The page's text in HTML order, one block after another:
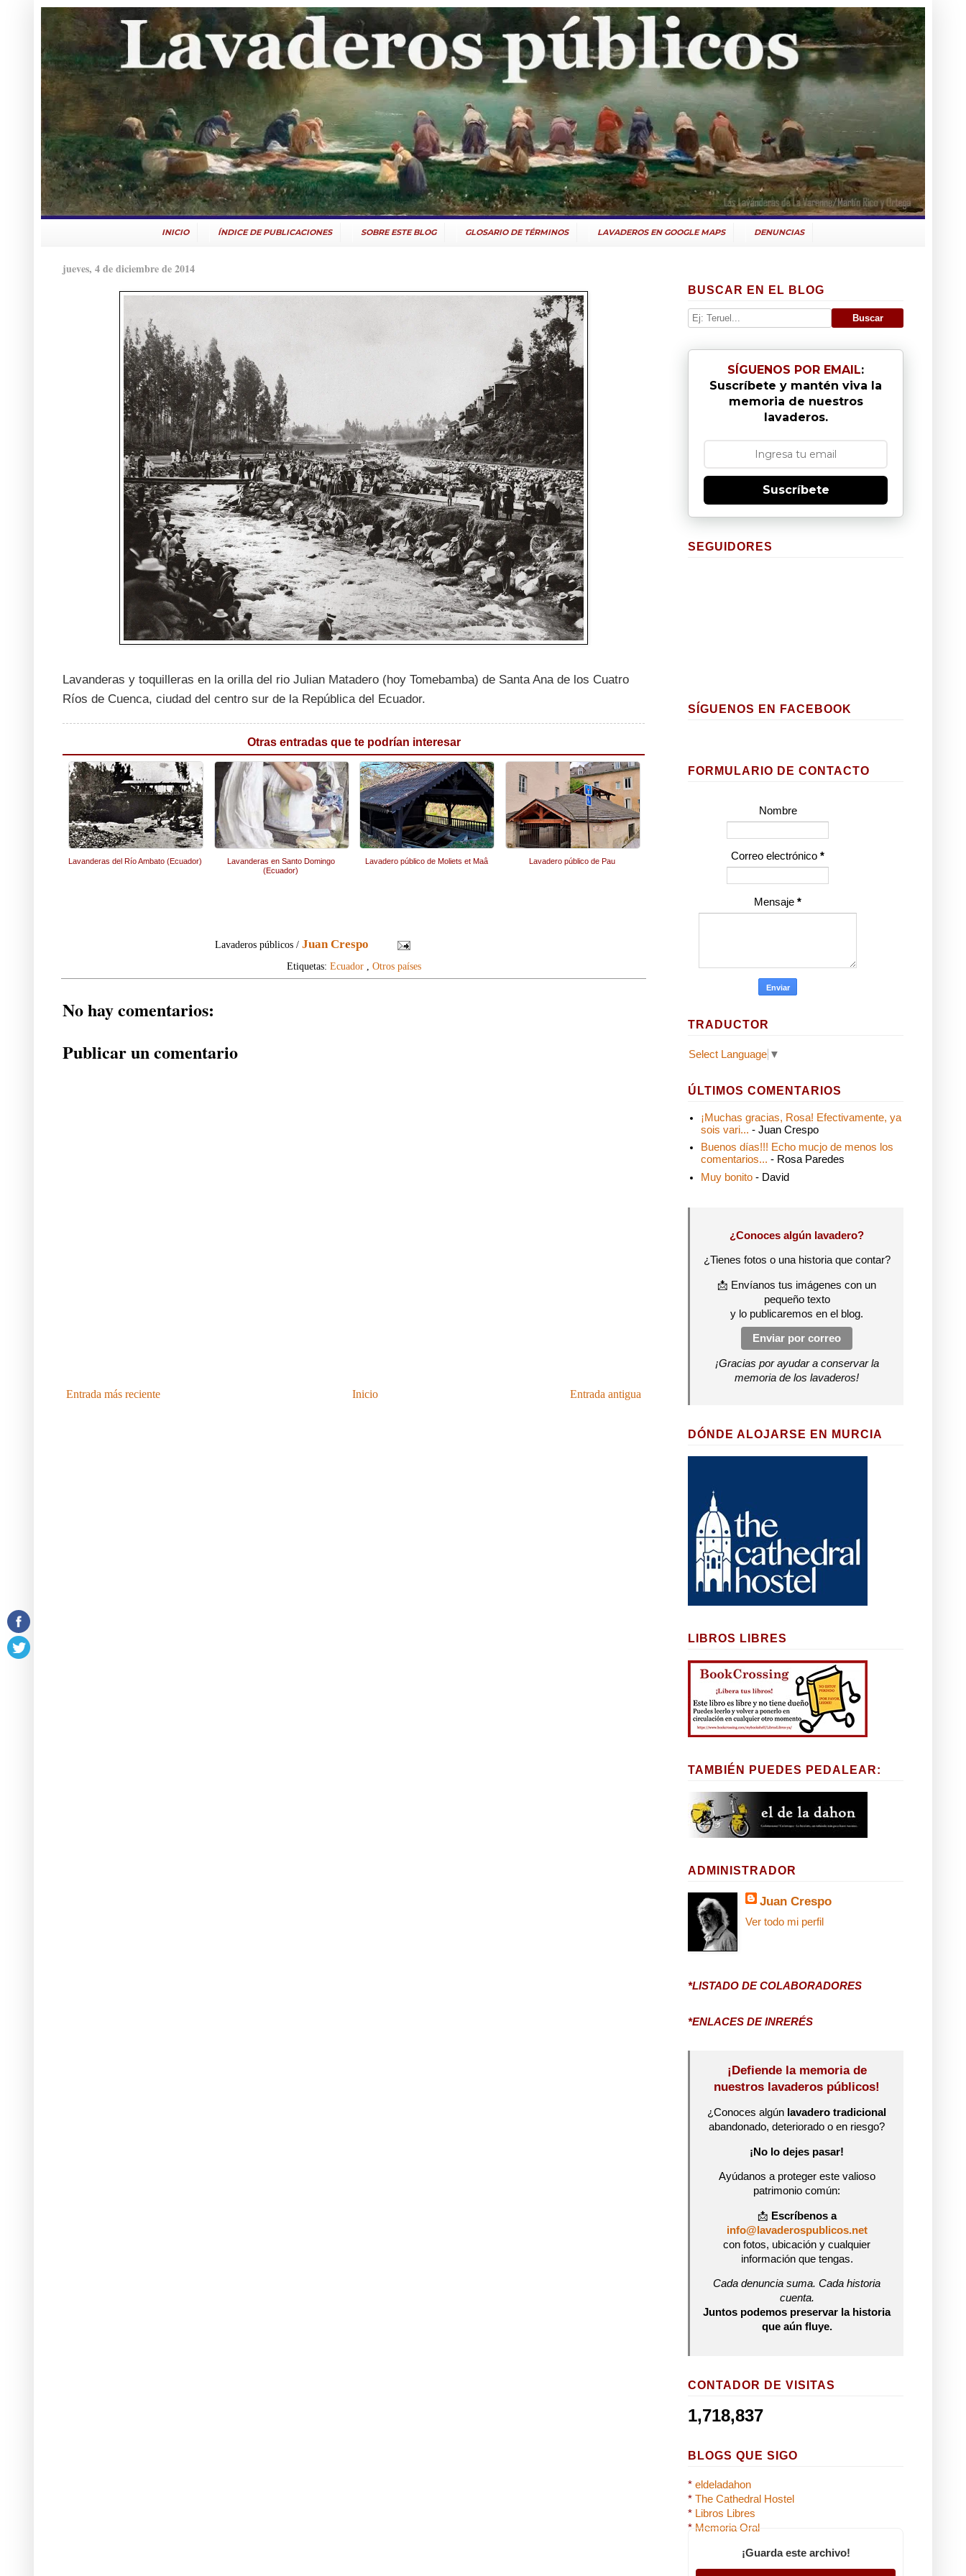
INICIO ÍNDICE DE PUBLICACIONES SOBRE ESTE BLOG GLOSARIO DE TÉRMINOS LAVADEROS EN GOOGLE MAPS DENUNCIAS
jueves, 4 de diciembre de 2014
Lavanderas y toquilleras en la orilla del rio Julian Matadero (hoy Tomebamba) de Santa Ana de los Cuatro
Ríos de Cuenca, ciudad del centro sur de la República del Ecuador.
Otras entradas que te podrían interesar
Lavanderas del Río Ambato (Ecuador)
Lavanderas en Santo Domingo
(Ecuador)
Lavadero público de Moliets et Maâ Lavadero público de Pau
Lavaderos públicos /Juan Crespo
Etiquetas: Ecuador, Otros países
No hay comentarios:
Publicar un comentario
Entrada más reciente Entrada antigua
Inicio
BUSCAR EN EL BLOG
SÍGUENOS POR EMAIL:
Suscríbete y mantén viva la
memoria de nuestros
lavaderos.
Suscríbete
SEGUIDORES
SÍGUENOS EN FACEBOOK
FORMULARIO DE CONTACTO
Nombre
Correo electrónico *
Mensaje *
TRADUCTOR
Select Language ▼
ÚLTIMOS COMENTARIOS
¡Muchas gracias, Rosa! Efectivamente, ya
sois vari... - Juan Crespo
Buenos días!!! Echo mucjo de menos los
comentarios... - Rosa Paredes
Muy bonito - David
¿Conoces algún lavadero?
¿Tienes fotos o una historia que contar?
📩 Envíanos tus imágenes con un
pequeño texto
y lo publicaremos en el blog.
Enviar por correo
¡Gracias por ayudar a conservar la
memoria de los lavaderos!
DÓNDE ALOJARSE EN MURCIA
LIBROS LIBRES
TAMBIÉN PUEDES PEDALEAR:
ADMINISTRADOR
Juan Crespo
Ver todo mi perfil
*LISTADO DE COLABORADORES
*ENLACES DE INRERÉS
¡Defiende la memoria de
nuestros lavaderos públicos!
¿Conoces algún lavadero tradicional
abandonado, deteriorado o en riesgo?
¡No lo dejes pasar!
Ayúdanos a proteger este valioso
patrimonio común:
📩 Escríbenos a
info@lavaderospublicos.net
con fotos, ubicación y cualquier
información que tengas.
Cada denuncia suma. Cada historia
cuenta.
Juntos podemos preservar la historia
que aún fluye.
CONTADOR DE VISITAS
1,718,837
BLOGS QUE SIGO
* eldeladahon
* The Cathedral Hostel
* Libros Libres
* Memoria Oral
¡Guarda este archivo!